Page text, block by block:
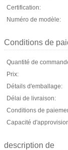
Certification:
Numéro de modèle:
Conditions de
Quantité de
Prix:
Détails d'emballage:
Délai de livraison:
Conditions de
Capacité
description de